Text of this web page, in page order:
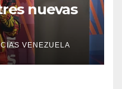
nuevas
VENEZUELA